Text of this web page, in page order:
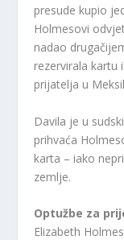
presude kupio
Holmesovi
nadao
rezervirala kartu
prijatelja u
Davila je u
prihvaća
karta – iako
zemlje.
Optužbe za
Elizabeth